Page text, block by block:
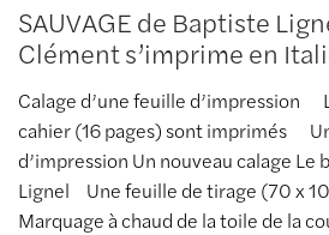
SAUVAGE de Baptiste
Clément s’imprime en
Calage d’une feuille d’impression
cahier (16 pages) sont imprimés
d’impression Un nouveau calage Le
Lignel Une feuille de tirage (70 x
Marquage à chaud de la toile de la